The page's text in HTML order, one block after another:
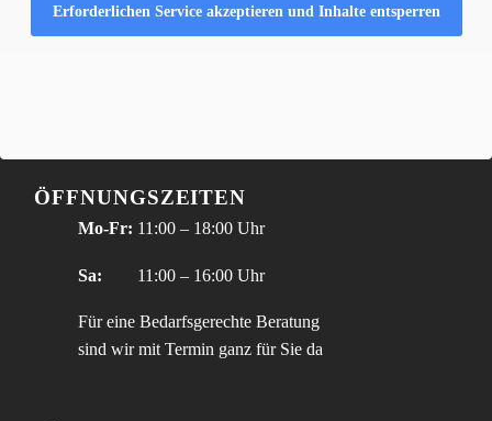
Erforderlichen Service akzeptieren und Inhalte entsperren
ÖFFNUNGSZEITEN
Mo-Fr: 11:00 – 18:00 Uhr
Sa: 11:00 – 16:00 Uhr
Für eine Bedarfsgerechte Beratung
sind wir mit Termin ganz für Sie da